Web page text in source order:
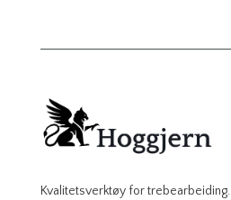
Kvalitetsverktøy for trebearbeiding.